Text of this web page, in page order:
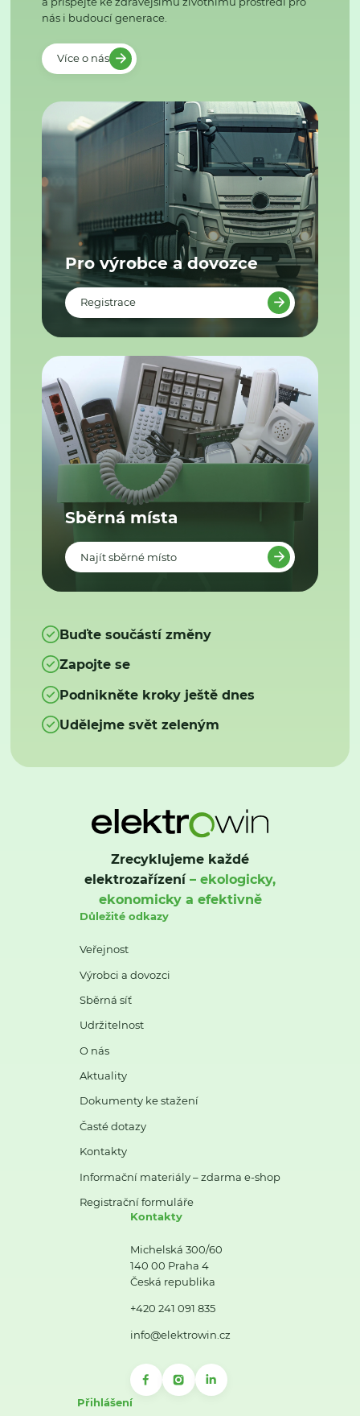
nás i budoucí generace.
Více o nás
Pro výrobce a dovozce
Registrace
Sběrná místa
Najít sběrné místo
Buďte součástí změny
Zapojte se
Podnikněte kroky ještě dnes
Udělejme svět zeleným
Zrecyklujeme každé
elektrozařízení– ekologicky,
ekonomicky a efektivně
Důležité odkazy
Veřejnost
Výrobci a dovozci
Sběrná síť
Udržitelnost
O nás
Aktuality
Dokumenty ke stažení
Časté dotazy
Kontakty
Informační materiály – zdarma e-shop
Registrační formuláře
Kontakty
Michelská 300/60
140 00 Praha 4
Česká republika
+420 241 091 835
info@elektrowin.cz
Přihlášení